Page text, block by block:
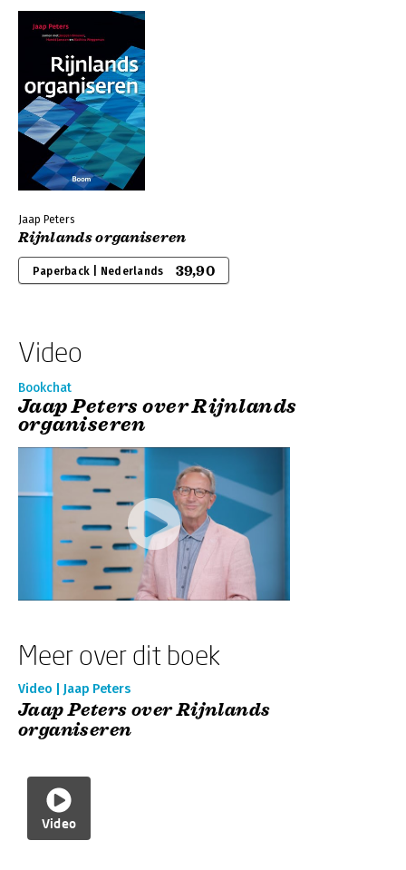
Jaap Peters
Rijnlands organiseren
Paperback | Nederlands 39,90
Video
Bookchat
Jaap Peters over Rijnlands
organiseren
Meer over dit boek
Video | Jaap Peters
Jaap Peters over Rijnlands
organiseren
Video